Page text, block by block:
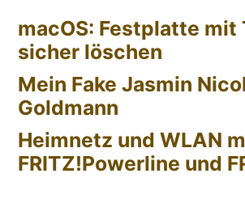
macOS: Festplatte mit
sicher löschen
Mein Fake Jasmin
Goldmann
Heimnetz und WLAN
FRITZ!Powerline und